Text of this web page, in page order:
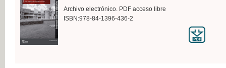
Archivo electrónico. PDF acceso libre
ISBN:978-84-1396-436-2